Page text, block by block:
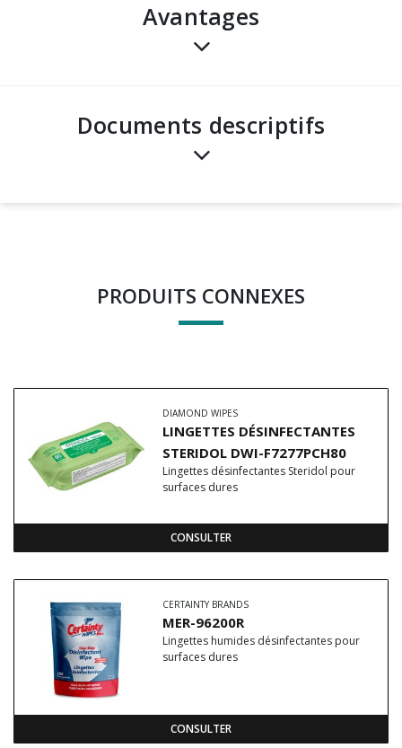
avantages
Documents descriptifs
PRODUITS CONNEXES
DIAMOND WIPES
LINGETTES DÉSINFECTANTES
STERIDOL DWI-F7277PCH80
Lingettes désinfectantes Steridol pour
surfaces dures
CONSULTER
CERTAINTY BRANDS
MER-96200R
Lingettes humides désinfectantes pour
surfaces dures
CONSULTER